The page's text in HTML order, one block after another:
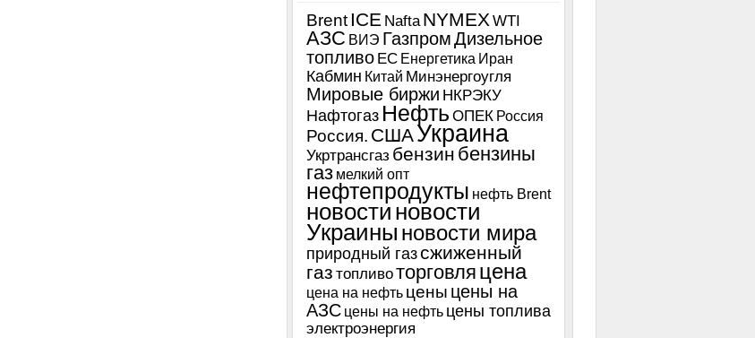
Brent ICE Nafta NYMEXWTI
АЗС ВИЭ ГазпромДизельное
топливо ЕС Енергетика Иран
Кабмин Китай Минэнергоугля
Мировые биржи НКРЭКУ
Нафтогаз Нефть ОПЕК Россия
Россия. СШАУкраина
Укртрансгаз бензин бензины
газ мелкий опт
нефтепродукты нефть Brent
новости новости
Украины новости мира
природный газсжиженный
газ топливоторговля цена
цена на нефть цены цены на
АЗС цены на нефть цены топлива
электроэнергия